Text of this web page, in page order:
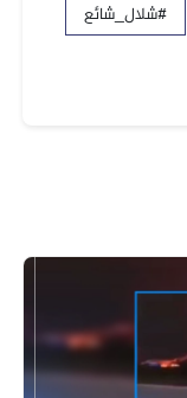
#شلال_شائع